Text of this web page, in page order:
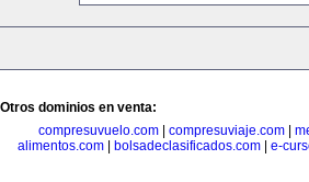
Otros dominios en venta:
compresuvuelo.com
compresuviaje.com
alimentos.com
bolsadeclasificados.com e-